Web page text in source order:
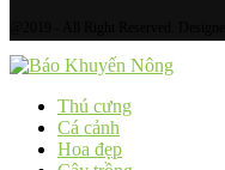
Thú cưng
Cá cảnh
Hoa đẹp